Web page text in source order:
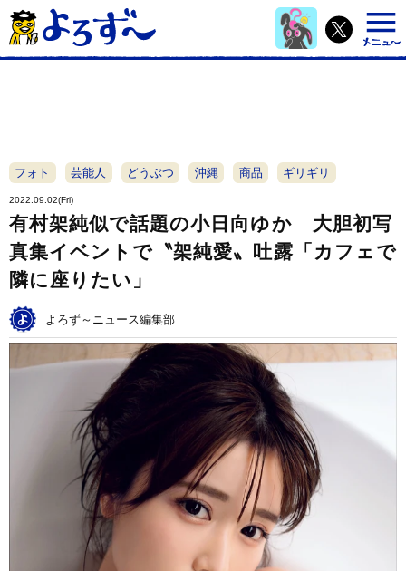
フォト 芸能人 どうぶつ 沖縄 商品 ギリギリ
2022.09.02(Fri)
有村架純似で話題の小日向ゆか 大胆初写
真集イベントで〝架純愛〟吐露「カフェで
隣に座りたい」
よろず～ニュース編集部